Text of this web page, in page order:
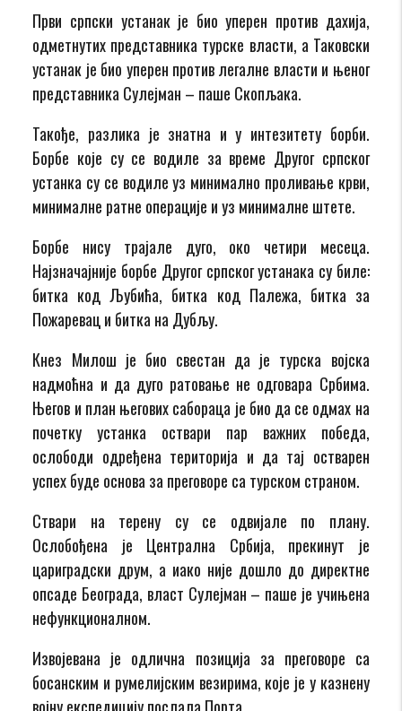
Први српски устанак је био уперен против дахија,
одметнутих представника турске власти, а Таковски
устанак је био уперен против легалне власти и њеног
представника Сулејман – паше Скопљака.
Такође, разлика је знатна и у интезитету борби.
Борбе које су се водиле за време Другог српског
устанка су се водиле уз минимално проливање крви,
минималне ратне операције и уз минималне штете.
Борбе нису трајале дуго, око четири месеца.
Најзначајније борбе Другог српског устанака су биле:
битка код Љубића, битка код Палежа, битка за
Пожаревац и битка на Дубљу.
Кнез Милош је био свестан да је турска војска
надмоћна и да дуго ратовање не одговара Србима.
Његов и план његових сабораца је био да се одмах на
почетку устанка оствари пар важних победа,
ослободи одређена територија и да тај остварен
успех буде основа за преговоре са турском страном.
Ствари на терену су се одвијале по плану.
Ослобођена је Централна Србија, прекинут је
цариградски друм, а иако није дошло до директне
опсаде Београда, власт Сулејман – паше је учињена
нефункционалном.
Извојевана је одлична позиција за преговоре са
босанским и румелијским везирима, које је у казнену
војну експедицију послала Порта.